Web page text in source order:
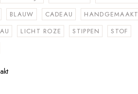
BLAUW CADEAU
HANDGEMAAKT
LICHT ROZE STIPPEN
STOF